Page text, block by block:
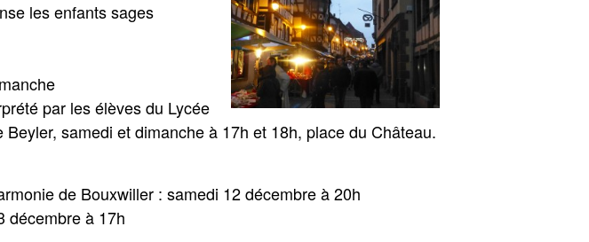
les enfants sages
par les élèves du Lycée
samedi et dimanche à 17h et 18h, place du Château.
de Bouxwiller : samedi 12 décembre à 20h
décembre à 17h